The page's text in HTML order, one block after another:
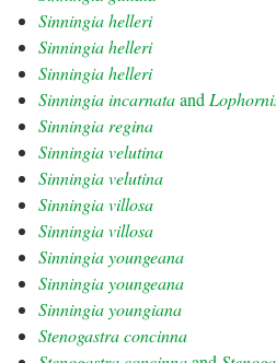
Sinningia helleri
Sinningia helleri
Sinningia helleri
Sinningia incarnataand
Sinningia regina
Sinningia velutina
Sinningia velutina
Sinningia villosa
Sinningia villosa
Sinningia youngeana
Sinningia youngeana
Sinningia youngiana
Stenogastra concinna